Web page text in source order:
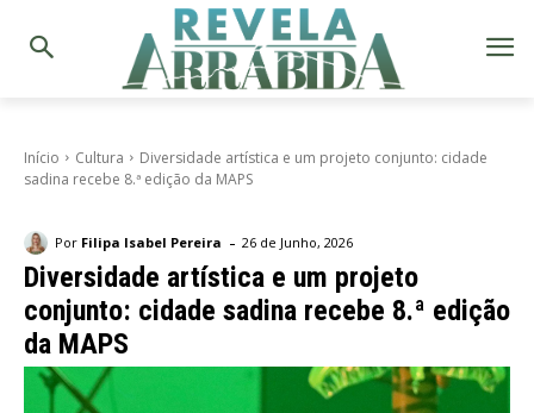
Início Cultura
Diversidade artística e um projeto conjunto: cidade
sadina recebe 8.ª edição da MAPS
Por Filipa Isabel Pereira - 26 de Junho, 2026
Diversidade artística e um projeto
conjunto: cidade sadina recebe 8.ª edição
da MAPS